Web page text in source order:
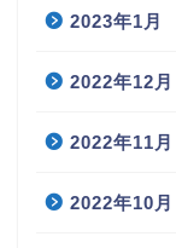
2023年1月
2022年12月
2022年11月
2022年10月